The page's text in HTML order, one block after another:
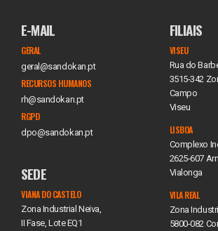
E-MAIL
GERAL
geral@sandokan.pt
RECURSOS HUMANOS
rh@sandokan.pt
RGPD
dpo@sandokan.pt
SEDE
VIANA DO CASTELO
Zona Industrial Neiva,
II Fase, Lote EQ1
FILIAIS
VISEU
Rua do
3515-342
Campo
Viseu
LISBOA
Complexo
2625-607
Vialonga
VILA REAL
Zona
5800-082